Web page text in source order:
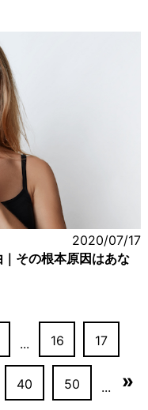
2020/07/17
その根本原因はあな
... 16 17
40 50 ... »